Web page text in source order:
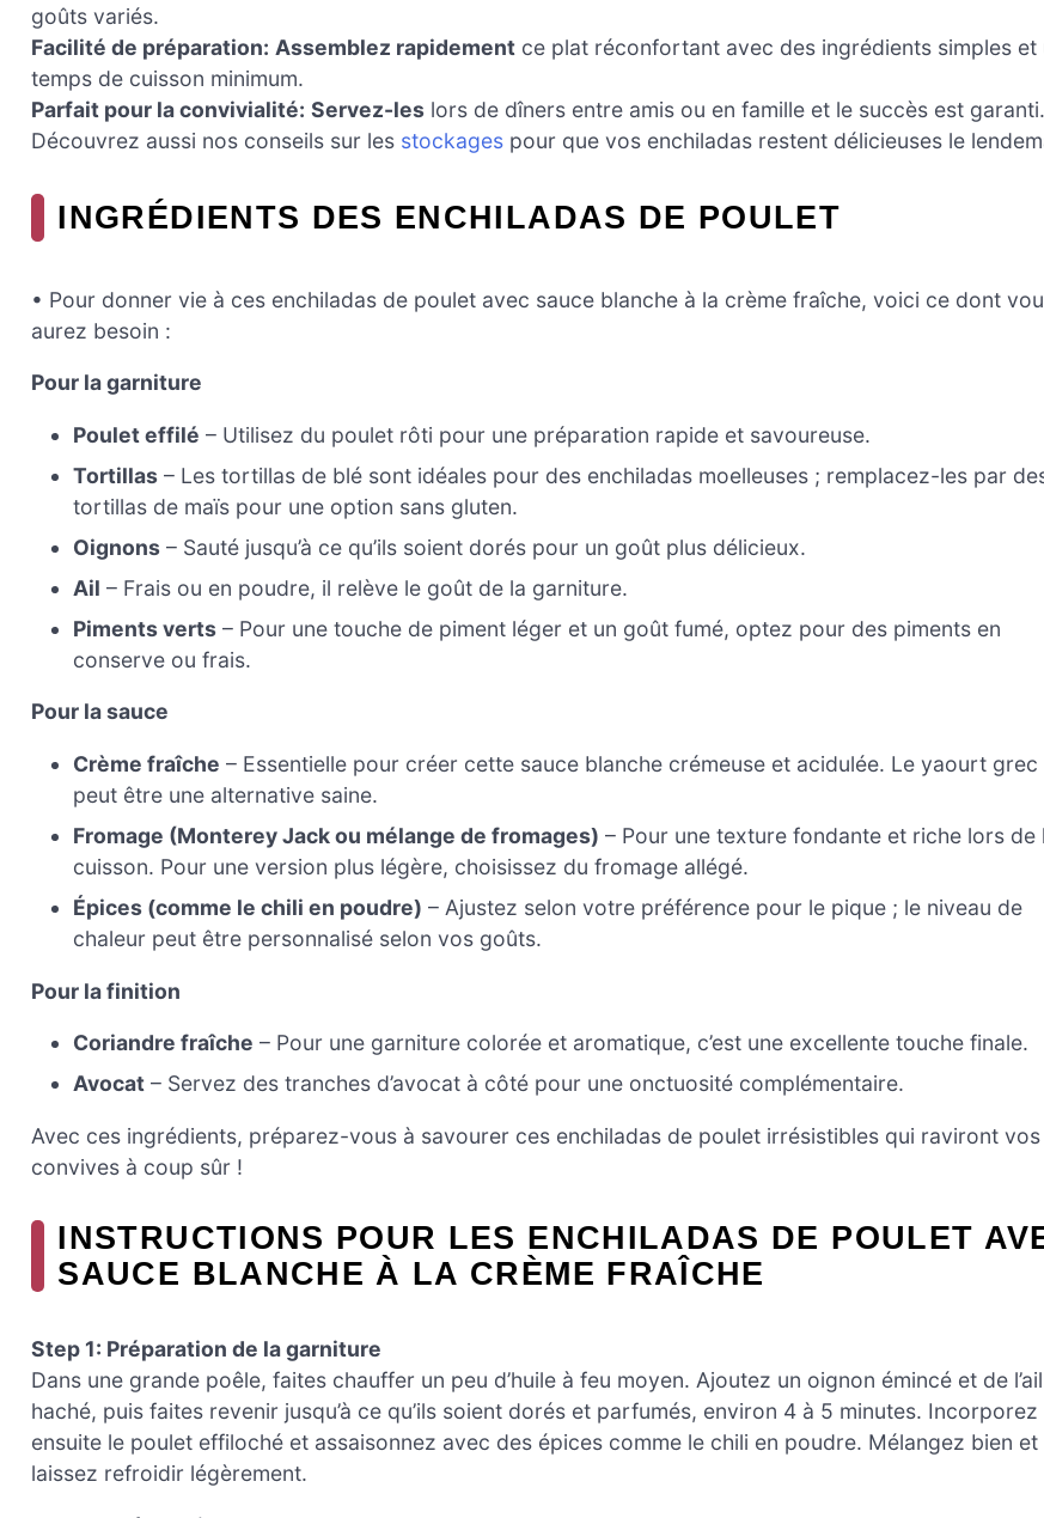
goûts variés.
Facilité de préparation: Assemblez rapidement ce plat réconfortant avec des ingrédients simples et
temps de cuisson minimum.
Parfait pour la convivialité: Servez-les lors de dîners entre amis ou en famille et le succès est garanti.
Découvrez aussi nos conseils sur les stockages pour que vos enchiladas restent délicieuses le
INGRÉDIENTS DES ENCHILADAS DE POULET
• Pour donner vie à ces enchiladas de poulet avec sauce blanche à la crème fraîche, voici ce dont
aurez besoin :
Pour la garniture
Poulet effilé – Utilisez du poulet rôti pour une préparation rapide et savoureuse.
Tortillas – Les tortillas de blé sont idéales pour des enchiladas moelleuses ; remplacez-les par
tortillas de maïs pour une option sans gluten.
Oignons – Sauté jusqu’à ce qu’ils soient dorés pour un goût plus délicieux.
Ail – Frais ou en poudre, il relève le goût de la garniture.
Piments verts – Pour une touche de piment léger et un goût fumé, optez pour des piments en
conserve ou frais.
Pour la sauce
Crème fraîche – Essentielle pour créer cette sauce blanche crémeuse et acidulée. Le yaourt grec
peut être une alternative saine.
Fromage (Monterey Jack ou mélange de fromages) – Pour une texture fondante et riche lors de
cuisson. Pour une version plus légère, choisissez du fromage allégé.
Épices (comme le chili en poudre) – Ajustez selon votre préférence pour le pique ; le niveau de
chaleur peut être personnalisé selon vos goûts.
Pour la finition
Coriandre fraîche – Pour une garniture colorée et aromatique, c’est une excellente touche finale.
Avocat – Servez des tranches d’avocat à côté pour une onctuosité complémentaire.
Avec ces ingrédients, préparez-vous à savourer ces enchiladas de poulet irrésistibles qui raviront vos
convives à coup sûr !
INSTRUCTIONS POUR LES ENCHILADAS DE POULET
SAUCE BLANCHE À LA CRÈME FRAÎCHE
Step 1: Préparation de la garniture
Dans une grande poêle, faites chauffer un peu d’huile à feu moyen. Ajoutez un oignon émincé et de l’ail
haché, puis faites revenir jusqu’à ce qu’ils soient dorés et parfumés, environ 4 à 5 minutes. Incorporez
ensuite le poulet effiloché et assaisonnez avec des épices comme le chili en poudre. Mélangez bien et
laissez refroidir légèrement.